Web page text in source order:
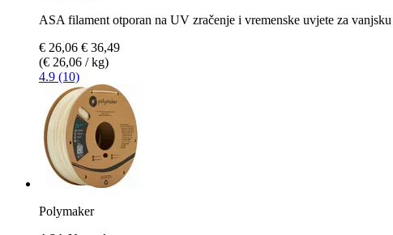
ASA filament otporan na UV zračenje i vremenske uvjete za
€ 26,06 € 36,49
(€ 26,06 / kg)
4.9 (10)
Polymaker